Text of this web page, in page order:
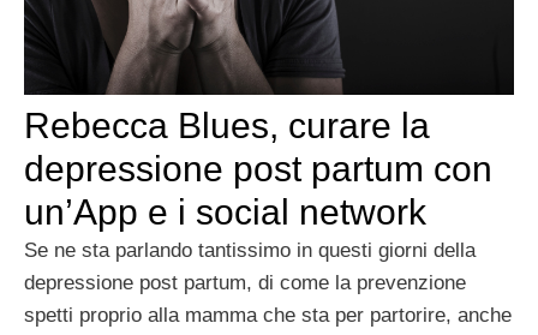
Rebecca Blues, curare la
depressione post partum con
un’App e i social network
Se ne sta parlando tantissimo in questi giorni della
depressione post partum, di come la prevenzione
spetti proprio alla mamma che sta per partorire, anche